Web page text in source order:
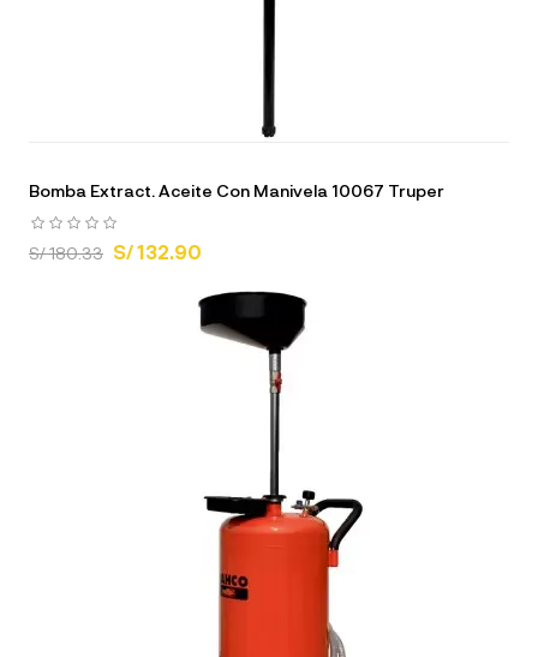
Bomba Extract. Aceite Con Manivela 10067 Truper
S/ 180.33 S/ 132.90